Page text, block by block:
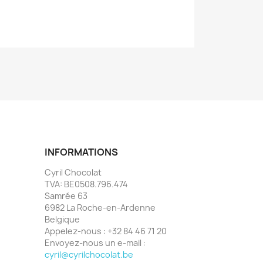
INFORMATIONS
Cyril Chocolat
TVA: BE0508.796.474
Samrée 63
6982 La Roche-en-Ardenne
Belgique
Appelez-nous : +32 84 46 71 20
Envoyez-nous un e-mail :
cyril@cyrilchocolat.be